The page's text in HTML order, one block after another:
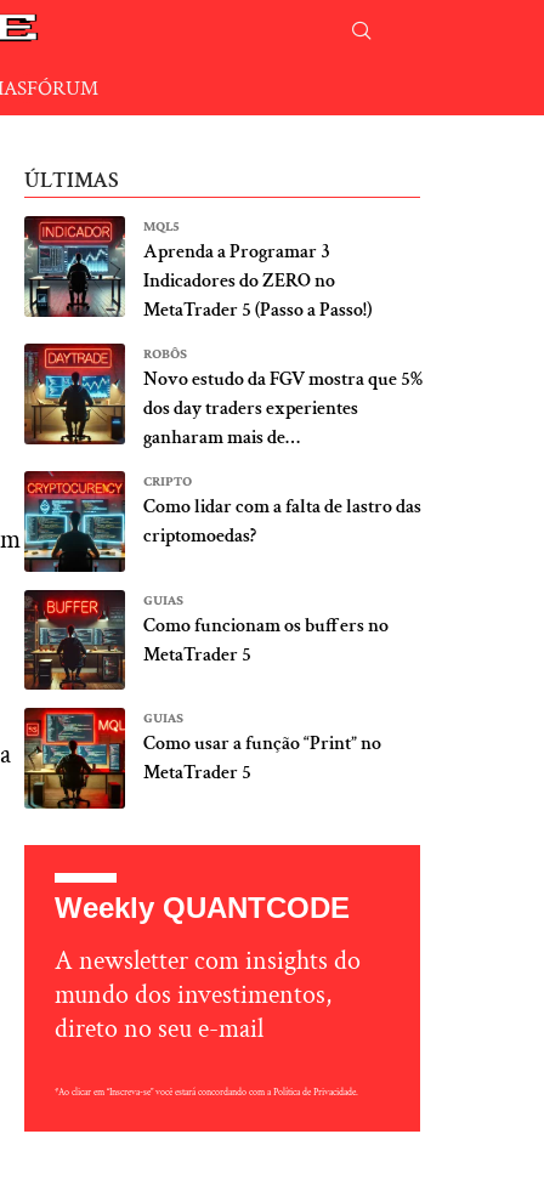
FÓRUM
ÚLTIMAS
MQL5
Aprenda a Programar 3
Indicadores do ZERO no
MetaTrader 5 (Passo a Passo!)
ROBÔS
Novo estudo da FGV mostra que 5%
dos day traders experientes
ganharam mais de…
CRIPTO
Como lidar com a falta de lastro das
criptomoedas?
GUIAS
Como funcionam os buffers no
MetaTrader 5
GUIAS
Como usar a função “Print” no
MetaTrader 5
Weekly QUANTCODE
A newsletter com insights do
mundo dos investimentos,
direto no seu e-mail
*Ao clicar em “Inscreva-se” você estará concordando com a Política de Privacidade.